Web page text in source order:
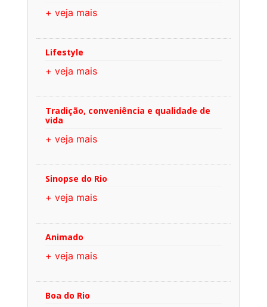
+ veja mais
Lifestyle
+ veja mais
Tradição, conveniência e qualidade de
vida
+ veja mais
Sinopse do Rio
+ veja mais
Animado
+ veja mais
Boa do Rio